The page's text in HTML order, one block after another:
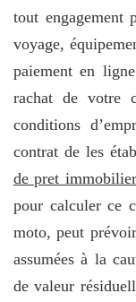
tout engagement
voyage,
paiement en
rachat de votre
conditions
contrat de les
de pret
pour calculer ce
moto, peut
assumées à la
de valeur